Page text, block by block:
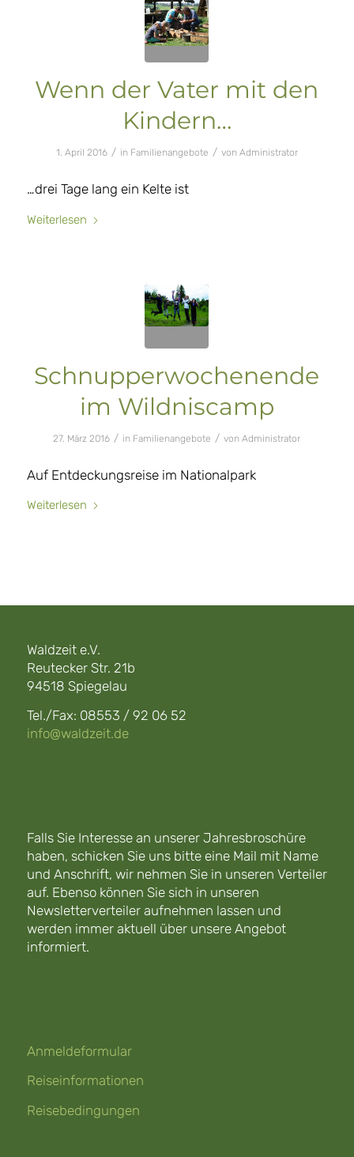
Wenn der Vater mit den
Kindern…
1. April 2016 / in Familienangebote / von Administrator
…drei Tage lang ein Kelte ist
Weiterlesen
Schnupperwochenende
im Wildniscamp
27. März 2016 / in Familienangebote / vonAdministrator
Auf Entdeckungsreise im Nationalpark
Weiterlesen
Waldzeit e.V.
Reutecker Str. 21b
94518 Spiegelau
Tel./Fax: 08553 / 92 06 52
info@waldzeit.de
Falls Sie Interesse an unserer Jahresbroschüre
haben, schicken Sie uns bitte eine Mail mit Name
und Anschrift, wir nehmen Sie in unseren Verteiler
auf. Ebenso können Sie sich in unseren
Newsletterverteiler aufnehmen lassen und
werden immer aktuell über unsere Angebot
informiert.
Anmeldeformular
Reiseinformationen
Reisebedingungen